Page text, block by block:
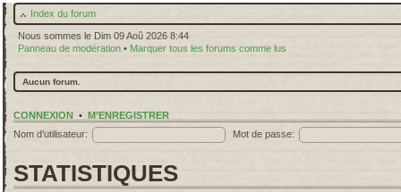
Index du forum
Nous sommes le Dim 09 Aoû 2026 8:44
Panneau de modération • Marquer tous les forums comme lus
Aucun forum.
CONNEXION • M’ENREGISTRER
Nom d’utilisateur:
Mot de passe:
STATISTIQUES